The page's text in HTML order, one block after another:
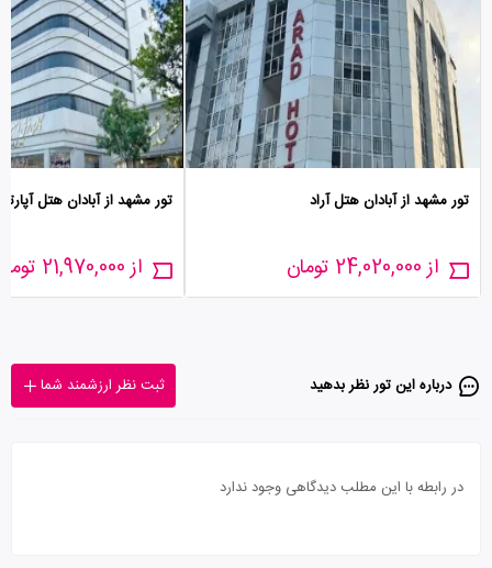
تور مشهد از آبادان هتل آراد
از 24,020,000 تومان
تور مشهد از آبادان هتل
از 21,970,000 تومان
درباره این تور‌ نظر بدهید ثبت نظر ارزشمند شما
در رابطه با این مطلب دیدگاهی وجود ندارد